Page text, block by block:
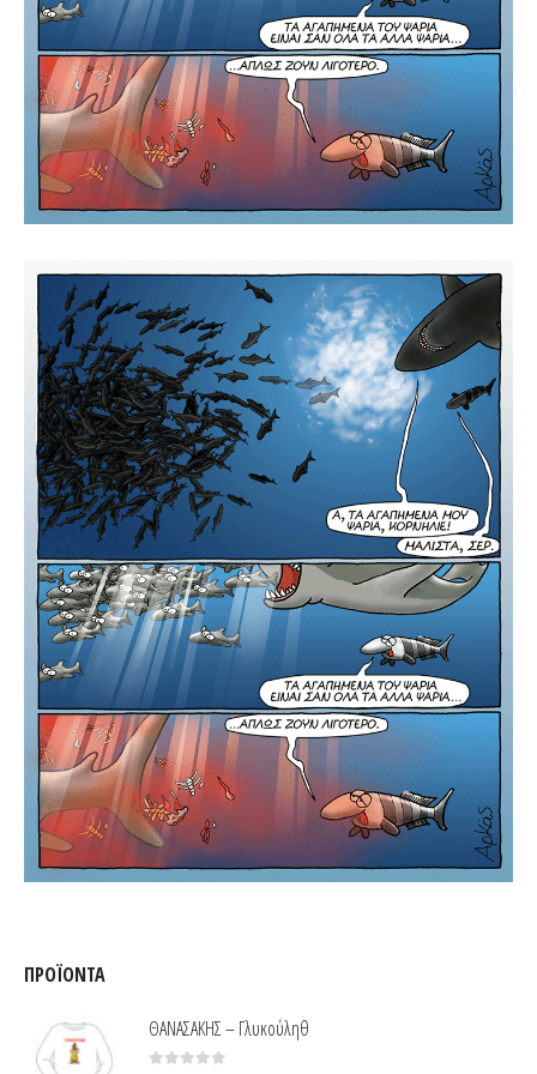
ΠΡΟΪΌΝΤΑ
ΘΑΝΑΣΑΚΗΣ – Γλυκούληθ